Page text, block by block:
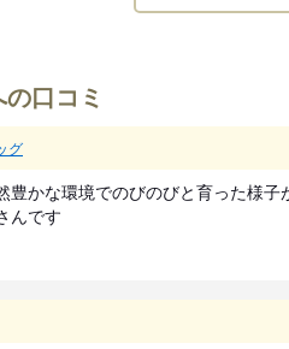
口コミ
グ
かな環境でのびのびと育った様
んです